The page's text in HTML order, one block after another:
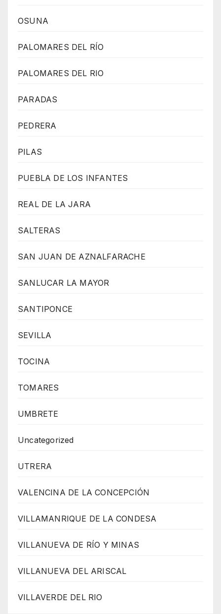
OSUNA
PALOMARES DEL RÍO
PALOMARES DEL RIO
PARADAS
PEDRERA
PILAS
PUEBLA DE LOS INFANTES
REAL DE LA JARA
SALTERAS
SAN JUAN DE AZNALFARACHE
SANLUCAR LA MAYOR
SANTIPONCE
SEVILLA
TOCINA
TOMARES
UMBRETE
Uncategorized
UTRERA
VALENCINA DE LA CONCEPCIÓN
VILLAMANRIQUE DE LA CONDESA
VILLANUEVA DE RÍO Y MINAS
VILLANUEVA DEL ARISCAL
VILLAVERDE DEL RIO